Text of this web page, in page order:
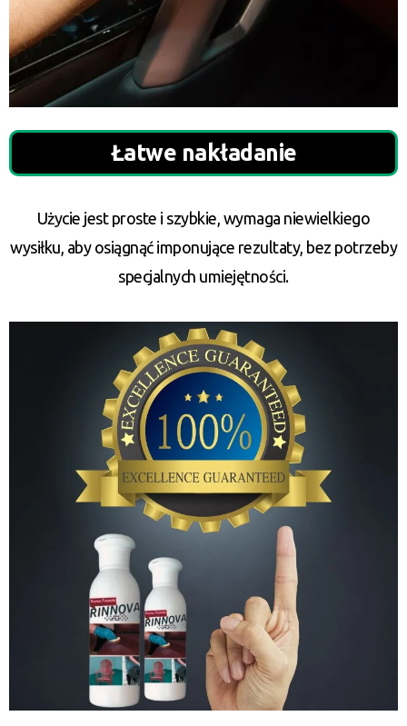
Łatwe nakładanie
Użycie jest proste i szybkie, wymaga niewielkiego
wysiłku, aby osiągnąć imponujące rezultaty, bez potrzeby
specjalnych umiejętności.